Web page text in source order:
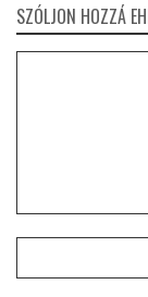
SZÓLJON HOZZÁ